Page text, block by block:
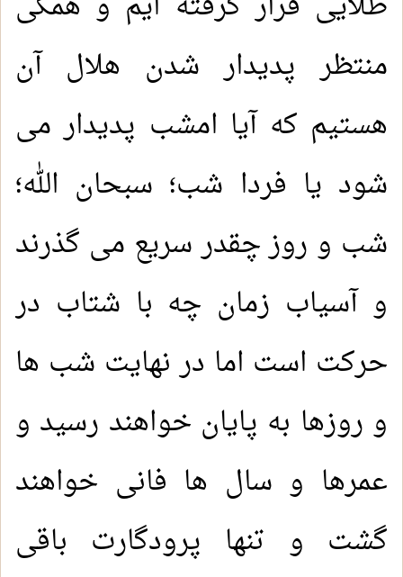
منتظر پدیدار شدن هلال آن
هستیم که آیا امشب پدیدار می
شود یا فردا شب؛ سبحان الله؛
شب و روز چقدر سریع می گذرند
و آسیاب زمان چه با شتاب در
حرکت است اما در نهایت شب ها
و روزها به پایان خواهند رسید و
عمرها و سال ها فانی خواهند
گشت و تنها پرودگارت باقی